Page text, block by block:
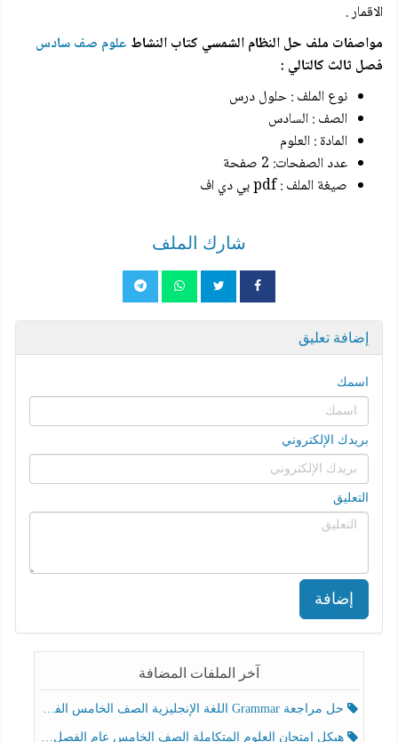
الاقمار .
مواصفات ملف حل النظام الشمسي كتاب النشاط علوم صف سادس
فصل ثالث كالتالي :
نوع الملف : حلول درس
الصف : السادس
المادة : العلوم
عدد الصفحات: 2 صفحة
صيغة الملف : pdf بي دي اف
شارك الملف
إضافة تعليق
اسمك
بريدك الإلكتروني
التعليق
إضافة
آخر الملفات المضافة
حل مراجعة Grammar اللغة الإنجليزية الصف الخامس الفصل الثالث
هيكل امتحان العلوم المتكاملة الصف الخامس عام الفصل الدراسي الثالث 2025-2026